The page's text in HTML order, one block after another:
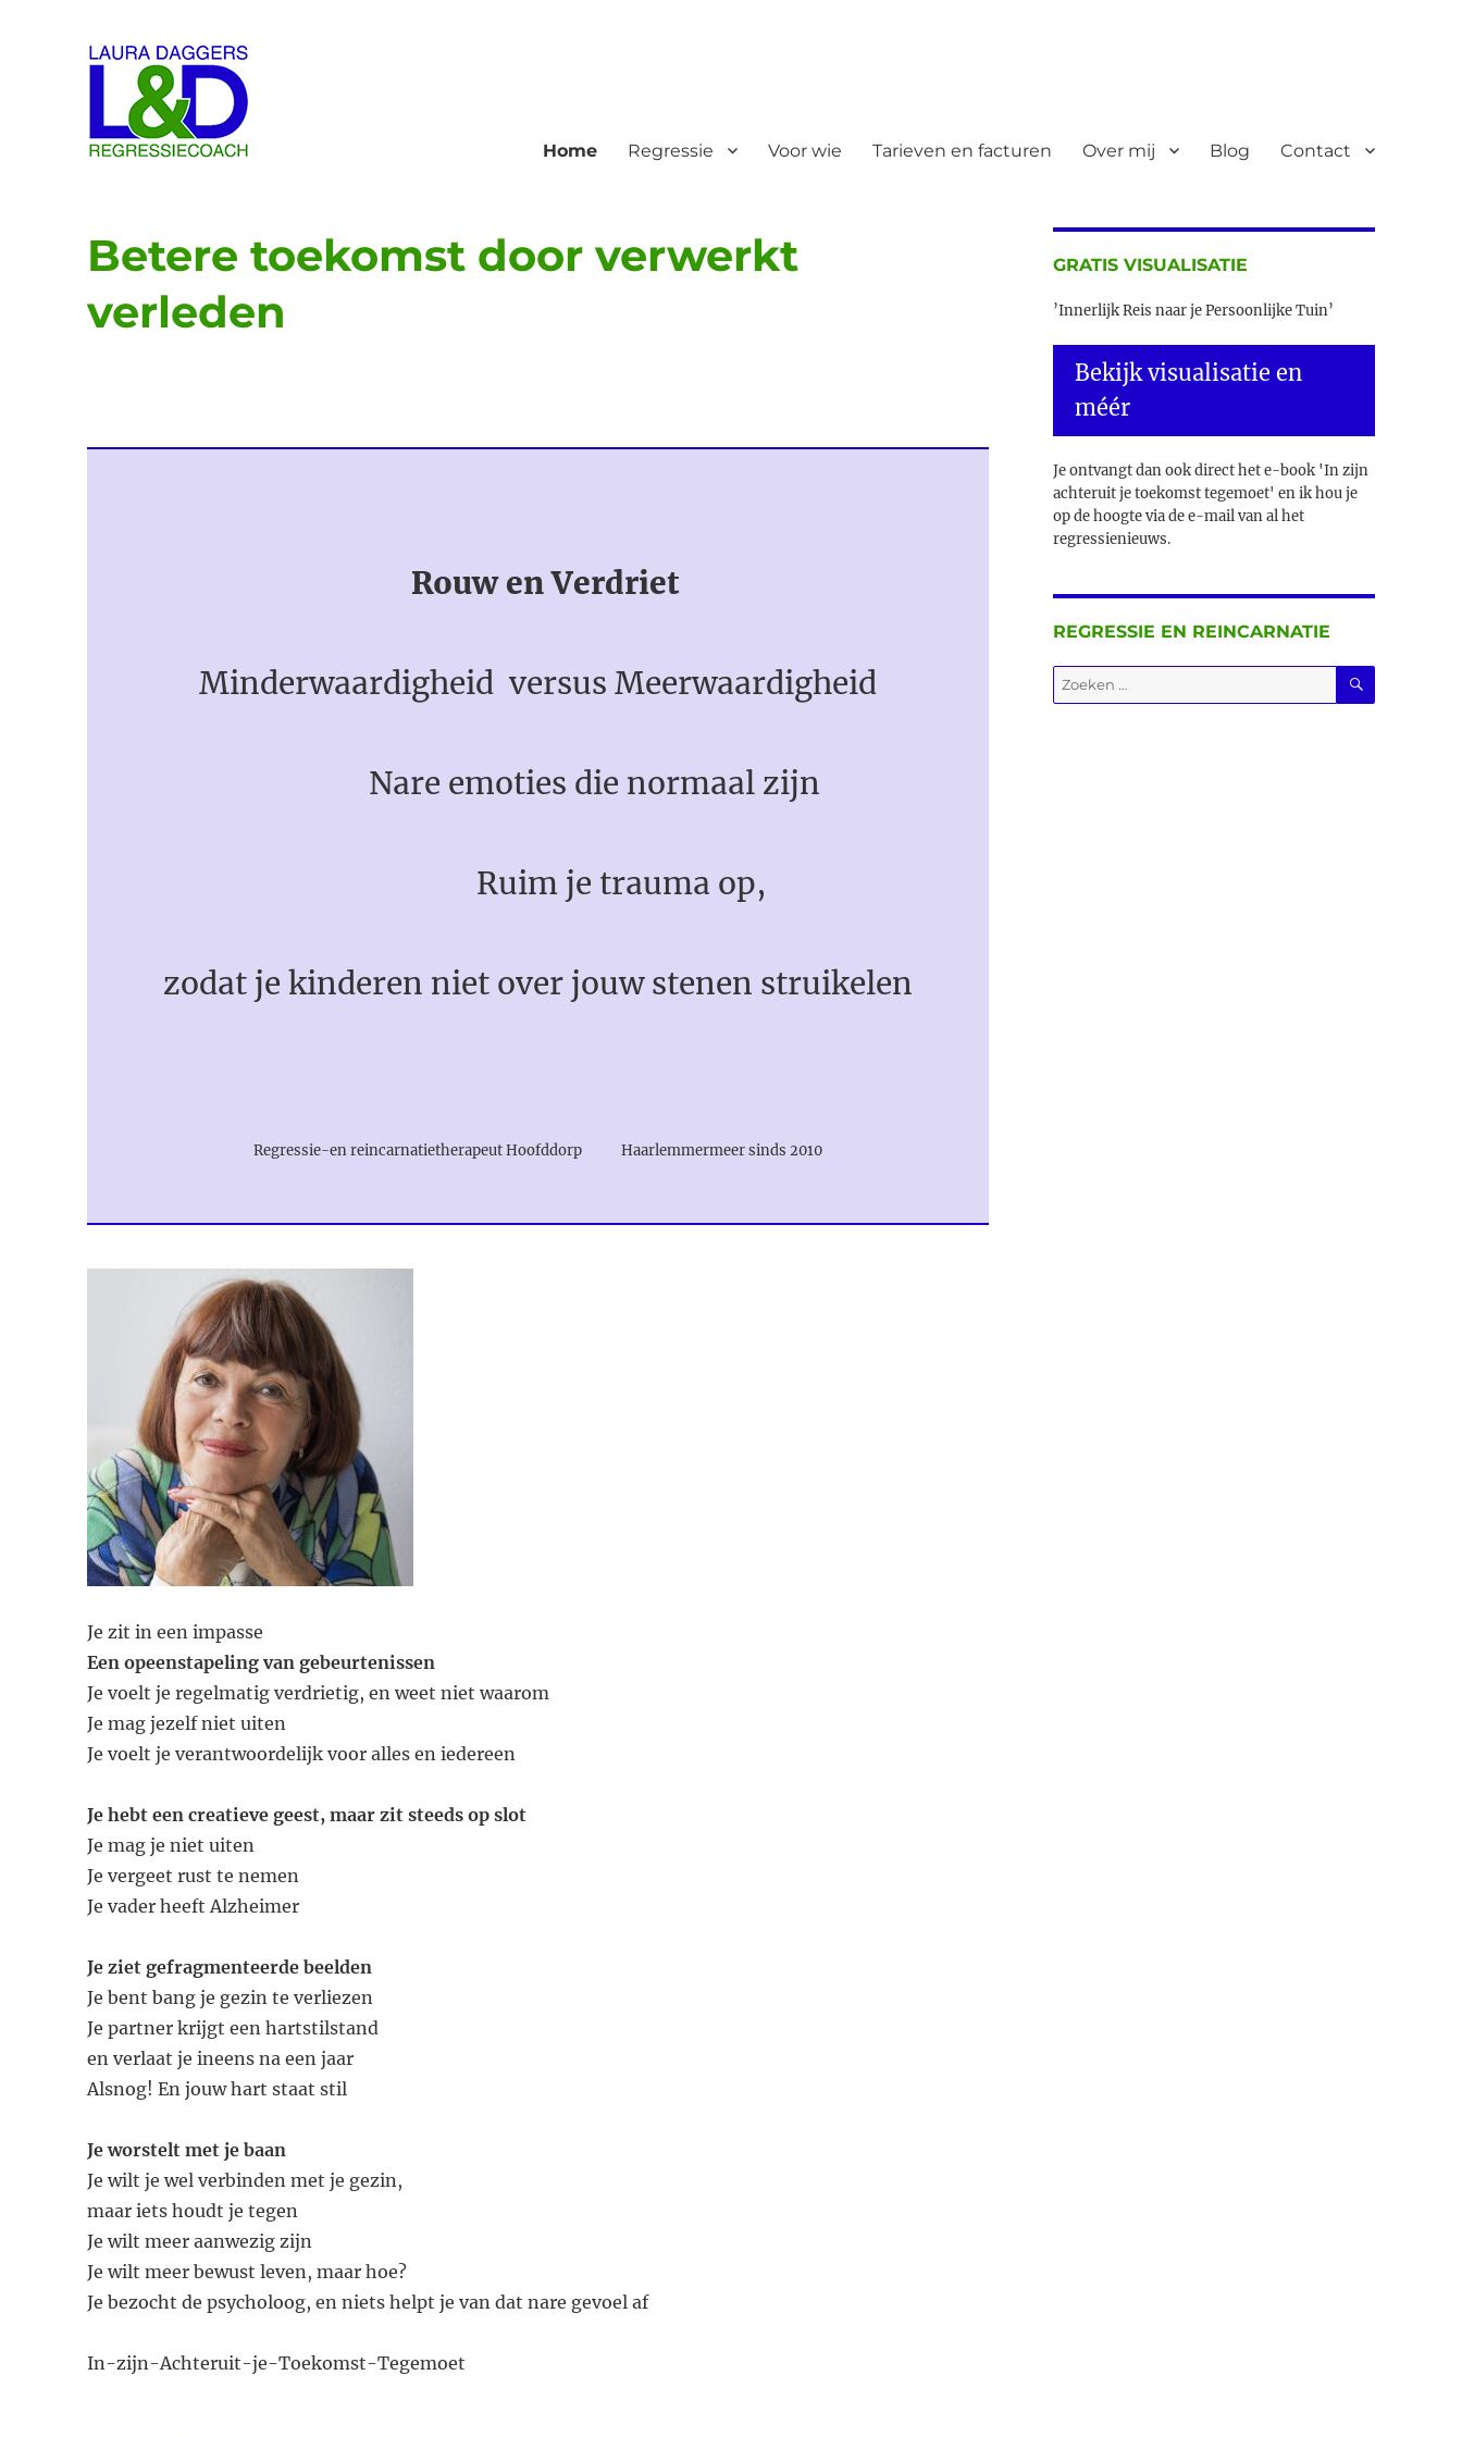
Home Regressie Voor wie Tarieven en facturen Over mij Blog Contact
Betere toekomst door verwerkt
verleden
Rouw en Verdriet
Minderwaardigheid versus Meerwaardigheid
Nare emoties die normaal zijn
Ruim je trauma op,
zodat je kinderen niet over jouw stenen struikelen
Regressie-en reincarnatietherapeut Hoofddorp Haarlemmermeer sinds 2010
Je zit in een impasse
Een opeenstapeling van gebeurtenissen
Je voelt je regelmatig verdrietig, en weet niet waarom
Je mag jezelf niet uiten
Je voelt je verantwoordelijk voor alles en iedereen
Je hebt een creatieve geest, maar zit steeds op slot
Je mag je niet uiten
Je vergeet rust te nemen
Je vader heeft Alzheimer
Je ziet gefragmenteerde beelden
Je bent bang je gezin te verliezen
Je partner krijgt een hartstilstand
en verlaat je ineens na een jaar
Alsnog! En jouw hart staat stil
Je worstelt met je baan
Je wilt je wel verbinden met je gezin,
maar iets houdt je tegen
Je wilt meer aanwezig zijn
Je wilt meer bewust leven, maar hoe?
Je bezocht de psycholoog, en niets helpt je van dat nare gevoel af
In-zijn-Achteruit-je-Toekomst-Tegemoet
GRATIS VISUALISATIE
’Innerlijk Reis naar je Persoonlijke Tuin’
Bekijk visualisatie en
méér
Je ontvangt dan ook direct het e-book 'In zijn
achteruit je toekomst tegemoet' en ik hou je
op de hoogte via de e-mail van al het
regressienieuws.
REGRESSIE EN REINCARNATIE
Zoeken
naar:
ZOEKEN